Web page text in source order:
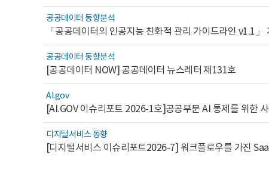
공공데이터 동향분석
「공공데이터의 인공지능 친화적 관리 가이드라인 v1.1」
공공데이터 동향분석
[공공데이터 NOW] 공공데이터 뉴스레터 제131호
AI.gov
디지털서비스 동향